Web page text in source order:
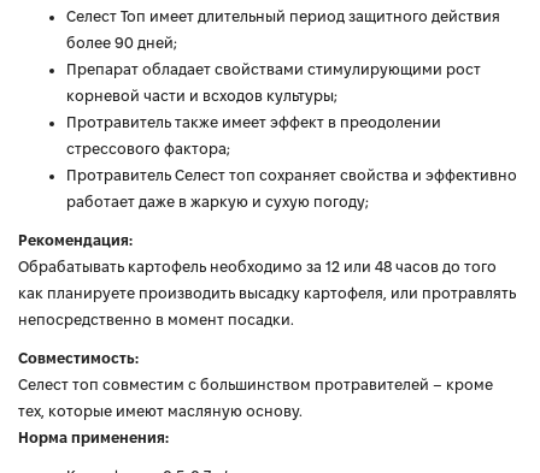
Селест Топ имеет длительный период защитного действия
более 90 дней;
Препарат обладает свойствами стимулирующими рост
корневой части и всходов культуры;
Протравитель также имеет эффект в преодолении
стрессового фактора;
Протравитель Селест топ сохраняет свойства и эффективно
работает даже в жаркую и сухую погоду;
Рекомендация:
Обрабатывать картофель необходимо за 12 или 48 часов до того
как планируете производить высадку картофеля, или протравлять
непосредственно в момент посадки.
Совместимость:
Селест топ совместим с большинством протравителей – кроме
тех, которые имеют масляную основу.
Норма применения: